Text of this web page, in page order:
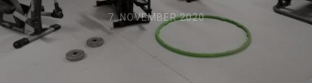
7. NOVEMBER 2020